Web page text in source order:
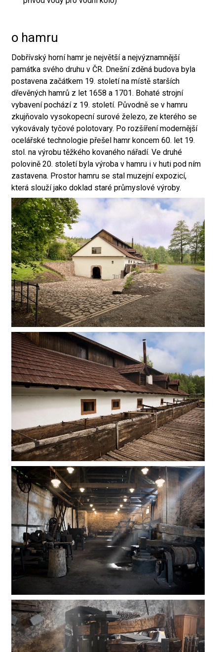
o hamru
Dobřívský horní hamr je největší a nejvýznamnější
památka svého druhu v ČR. Dnešní zděná budova byla
postavena začátkem 19. století na místě starších
dřevěných hamrů z let 1658 a 1701. Bohaté strojní
vybavení pochází z 19. století. Původně se v hamru
zkujňovalo vysokopecní surové železo, ze kterého se
vykovávaly tyčové polotovary. Po rozšíření modernější
ocelářské technologie přešel hamr koncem 60. let 19.
stol. na výrobu těžkého kovaného nářadí. Ve druhé
polovině 20. století byla výroba v hamru i v huti pod ním
zastavena. Prostor hamru se stal muzejní expozicí,
která slouží jako doklad staré průmyslové výroby.